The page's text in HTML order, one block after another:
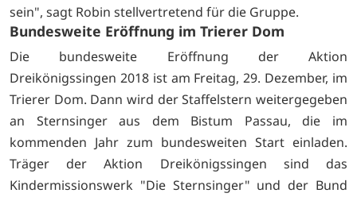
sein", sagt Robin stellvertretend für die Gruppe.
Bundesweite Eröffnung im Trierer Dom
Die bundesweite Eröffnung der Aktion
Dreikönigssingen 2018 ist am Freitag, 29. Dezember, im
Trierer Dom. Dann wird der Staffelstern weitergegeben
an Sternsinger aus dem Bistum Passau, die im
kommenden Jahr zum bundesweiten Start einladen.
Träger der Aktion Dreikönigssingen sind das
Kindermissionswerk "Die Sternsinger" und der Bund